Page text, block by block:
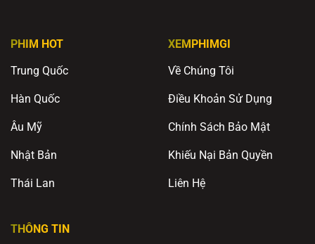
PHIM HOT
Trung Quốc
Hàn Quốc
Âu Mỹ
Nhật Bản
Thái Lan
XEMPHIMGI
Về Chúng Tôi
Điều Khoản Sử Dụng
Chính Sách Bảo Mật
Khiếu Nại Bản Quyền
Liên Hệ
THÔNG TIN